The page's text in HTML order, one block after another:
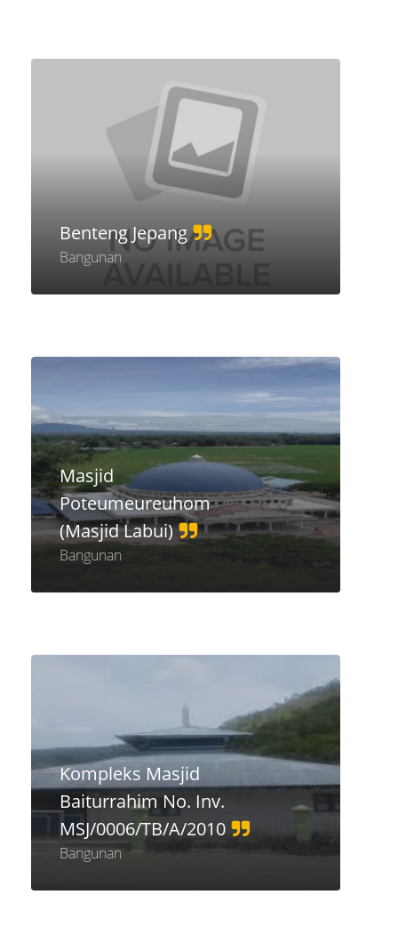
Benteng Jepang
Bangunan
Masjid
Poteumeureuhom
(Masjid Labui)
Bangunan
Kompleks Masjid
Baiturrahim No. Inv.
MSJ/0006/TB/A/2010
Bangunan